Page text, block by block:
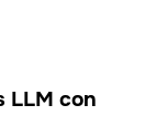
LLM con